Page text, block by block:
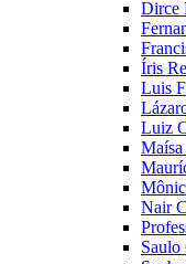
Dirce
Íris
Luis
Luiz
Nair
Saulo